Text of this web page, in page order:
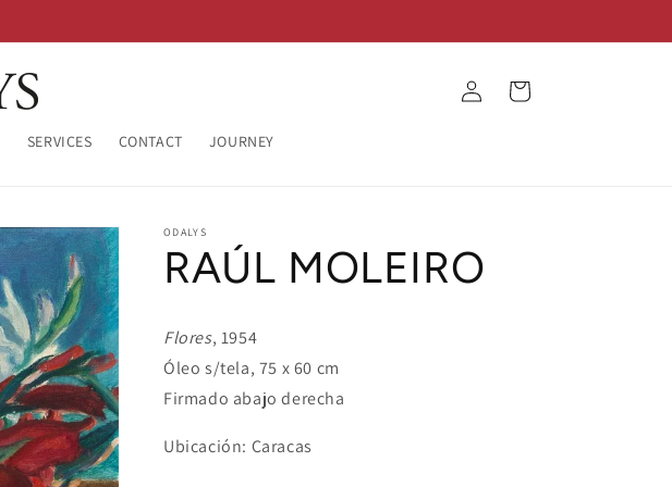
SERVICES CONTACT JOURNEY
Log
in
Cart
ODALYS
RAÚL MOLEIRO
Flores, 1954
Óleo s/tela, 75 x 60 cm
Firmado abajo derecha
Ubicación: Caracas